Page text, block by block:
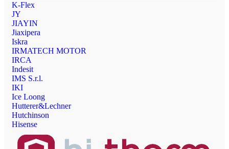
K-Flex
JY
JIAYIN
Jiaxipera
Iskra
IRMATECH MOTOR
IRCA
Indesit
IMS S.r.l.
IKI
Ice Loong
Hutterer&Lechner
Hutchinson
Hisense